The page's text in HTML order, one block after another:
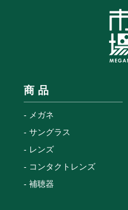
商 品
メガネ
サングラス
レンズ
コンタクトレンズ
補聴器